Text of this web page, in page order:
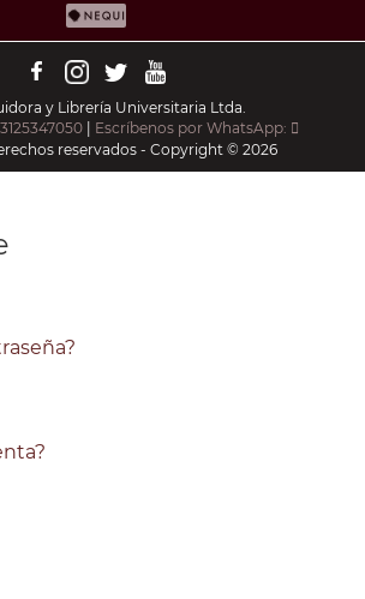
y Librería Universitaria Ltda.
Escríbenos por WhatsApp:
reservados - Copyright © 2026